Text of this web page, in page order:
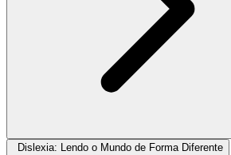
Dislexia: Lendo o Mundo de Forma Diferente